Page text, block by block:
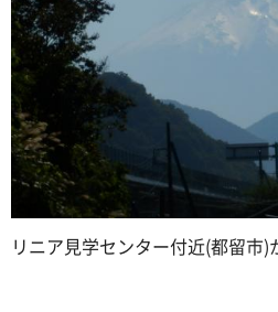
リニア見学センター付近(都留市)